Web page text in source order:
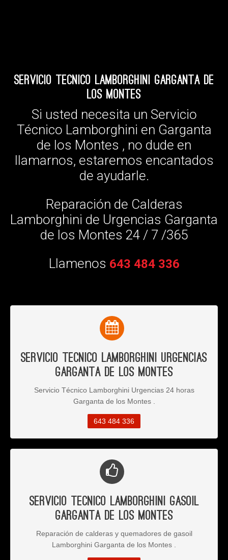
Servicio Tecnico Lamborghini Garganta de
los Montes
Si usted necesita un Servicio
Técnico Lamborghini en Garganta
de los Montes , no dude en
llamarnos, estaremos encantados
de ayudarle.
Reparación de Calderas
Lamborghini de Urgencias Garganta
de los Montes 24 / 7 /365
Llamenos 643 484 336
Servicio Tecnico Lamborghini Urgencias
Garganta de los Montes
Servicio Técnico Lamborghini Urgencias 24 horas
Garganta de los Montes .
643 484 336
Servicio Tecnico Lamborghini Gasoil
Garganta de los Montes
Reparación de calderas y quemadores de gasoil
Lamborghini Garganta de los Montes .